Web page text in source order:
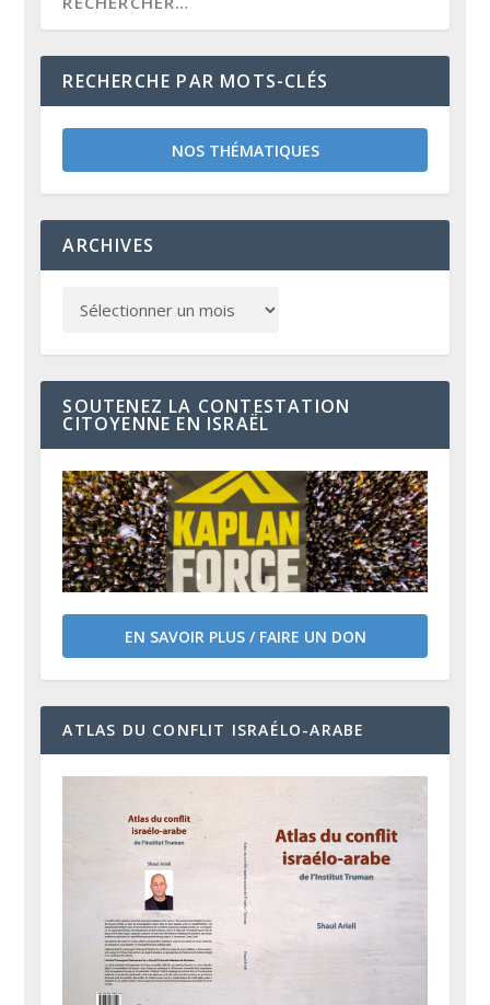
RECHERCHE PAR MOTS-CLÉS
NOS THÉMATIQUES
ARCHIVES
SOUTENEZ LA CONTESTATION
CITOYENNE EN ISRAËL
EN SAVOIR PLUS / FAIRE UN DON
ATLAS DU CONFLIT ISRAÉLO-ARABE